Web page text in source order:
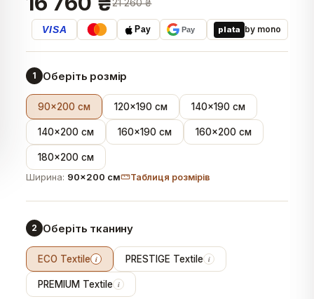
21 260 ₴
VISA Pay Pay plata by mono
1 Оберіть розмір
90×200 см 120×190 см 140×190 см
140×200 см 160×190 см 160×200 см
180×200 см
Ширина: 90×200 см Таблиця розмірів
2 Оберіть тканину
ECO Textile i PRESTIGE Textile i
PREMIUM Textile i